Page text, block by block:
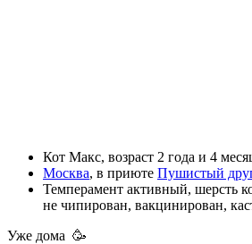
Кот Макс, возраст 2 года и 4
Москва, в приюте Пушистый
Темперамент активный, шерсть
не чипирован, вакцинирован,
Уже дома 🥳